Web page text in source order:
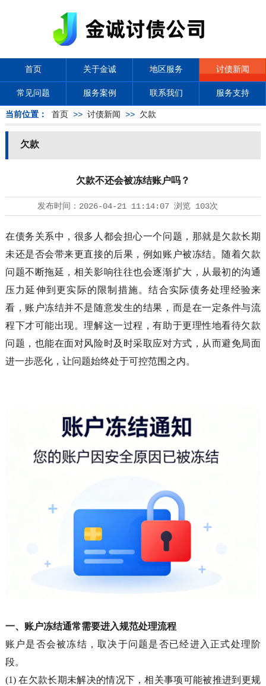
首页 关于金诚 地区服务 讨债新闻
常见问题 服务案例 联系我们 服务支持
当前位置： 首页 >> 讨债新闻 >> 欠款
欠款
欠款不还会被冻结账户吗？
发布时间： 2026-04-21 11:14:07浏览 103次
在债务关系中，很多人都会担心一个问题，那就是欠款长期
未还是否会带来更直接的后果，例如账户被冻结。随着欠款
问题不断拖延，相关影响往往也会逐渐扩大，从最初的沟通
压力延伸到更实际的限制措施。结合实际债务处理经验来
看，账户冻结并不是随意发生的结果，而是在一定条件与流
程下才可能出现。理解这一过程，有助于更理性地看待欠款
问题，也能在面对风险时及时采取应对方式，从而避免局面
进一步恶化，让问题始终处于可控范围之内。
一、 账户冻结通常需要进入规范处理流程
账户是否会被冻结，取决于问题是否已经进入正式处理阶
段。
(1)在欠款长期未解决的情况下，相关事项可能被推进到更规